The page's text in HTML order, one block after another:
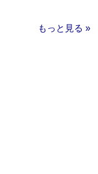
もっと見る »